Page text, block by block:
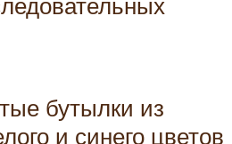
бутылки из
и синего цветов